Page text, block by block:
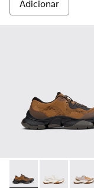
Adicionar
Karst 2 - K101069-
Karst 2 -